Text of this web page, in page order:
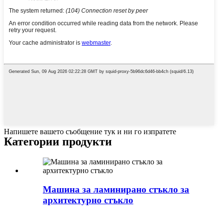
Напишете вашето съобщение тук и ни го изпратете
Категории продукти
Машина за ламинирано стъкло за
архитектурно стъкло